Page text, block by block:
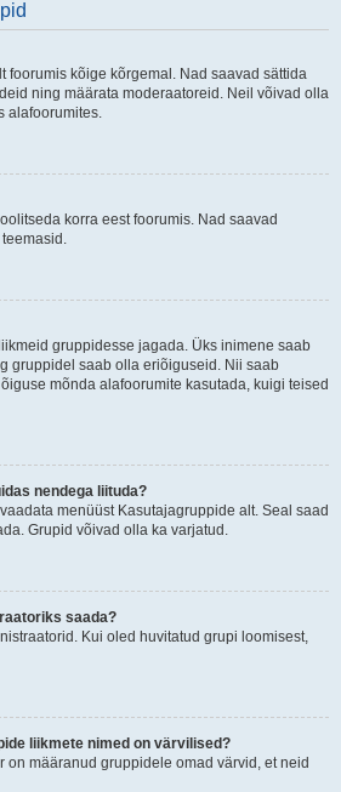
foorumis kõige kõrgemal. Nad saavad sättida
ning määrata moderaatoreid. Neil võivad olla
alafoorumites.
korra eest foorumis. Nad saavad
gruppidesse jagada. Üks inimene saab
gruppidel saab olla eriõiguseid. Nii saab
mõnda alafoorumite kasutada, kuigi teised
nendega liituda?
menüüst Kasutajagruppide alt. Seal saad
Grupid võivad olla ka varjatud.
saada?
Kui oled huvitatud grupi loomisest,
liikmete nimed on värvilised?
on määranud gruppidele omad värvid, et neid